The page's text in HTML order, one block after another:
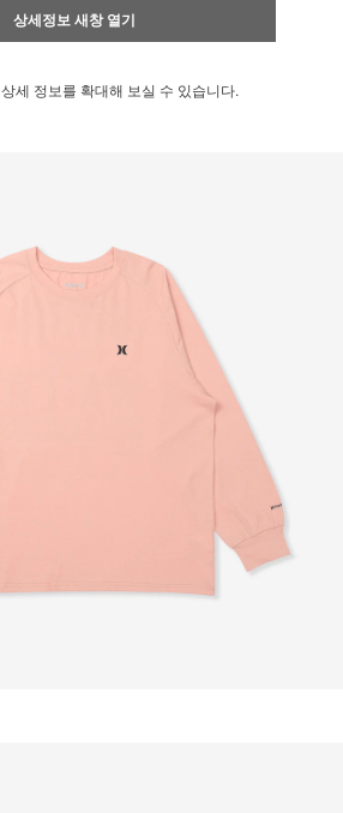
PAYCO 바로
상세정보 새창 열기
상세 정보를 확대해 보실 수 있습니다.